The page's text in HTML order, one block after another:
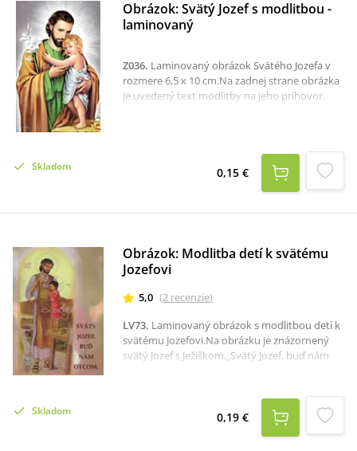
Obrázok: Svätý Jozef s modlitbou -
laminovaný
Z036. Laminovaný obrázok Svätého Jozefa v
rozmere 6,5 x 10 cm.Na zadnej strane obrázka
je uvedený text modlitby na jeho príhovor.
Skladom 0,15 €
Obrázok: Modlitba detí k svätému
Jozefovi
5,0 (2 recenzie)
LV73. Laminovaný obrázok s modlitbou detí k
svätému Jozefovi.Na obrázku je znázornený
svätý Jozef s Ježiškom.„Svätý Jozef, buď nám
Skladom 0,19 €